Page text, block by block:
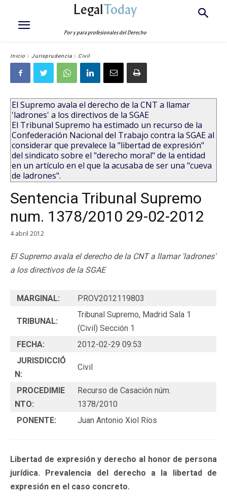
LegalToday
Por y para profesionales del Derecho
Inicio Jurisprudencia Civil
El Supremo avala el derecho de la CNT a llamar
'ladrones' a los directivos de la SGAE
El Tribunal Supremo ha estimado un recurso de la
Confederación Nacional del Trabajo contra la SGAE al
considerar que prevalece la "libertad de expresión"
del sindicato sobre el "derecho moral" de la entidad
en un artículo en el que la acusaba de ser una "cueva
de ladrones".
Sentencia Tribunal Supremo
num. 1378/2010 29-02-2012
4 abril 2012
El Supremo avala el derecho de la CNT a llamar 'ladrones'
a los directivos de la SGAE
MARGINAL: PROV2012119803
TRIBUNAL:
Tribunal Supremo, Madrid Sala 1
(Civil) Sección 1
FECHA:
2012-02-29 09:53
JURISDICCIÓ
N:
Civil
PROCEDIMIE
NTO:
Recurso de Casación núm.
1378/2010
PONENTE:
Juan Antonio Xiol Ríos
Libertad de expresión y derecho al honor de persona
jurídica. Prevalencia del derecho a la libertad de
expresión en el caso concreto.